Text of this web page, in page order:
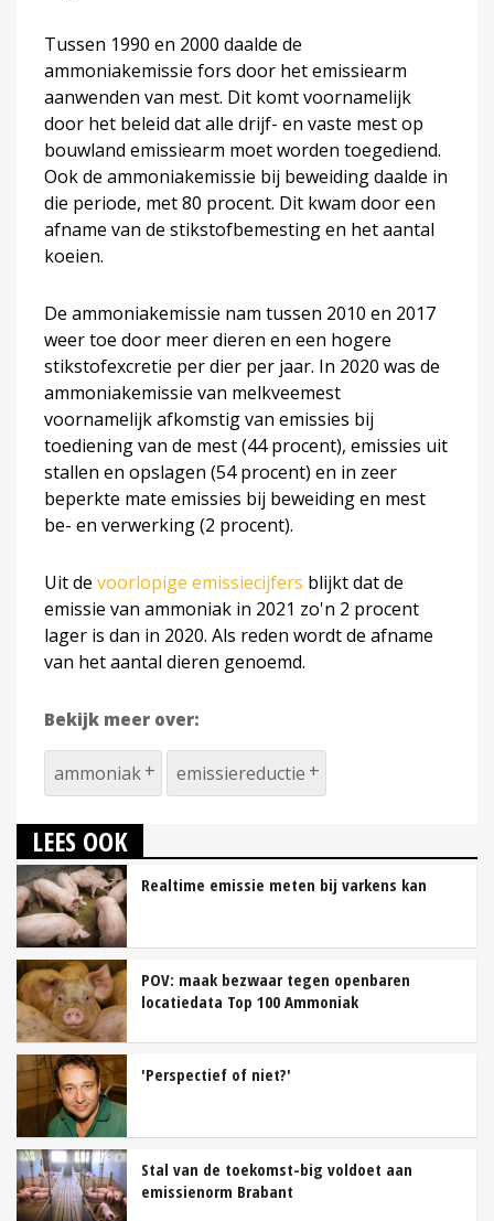
Tussen 1990 en 2000 daalde de
ammoniakemissie fors door het emissiearm
aanwenden van mest. Dit komt voornamelijk
door het beleid dat alle drijf- en vaste mest op
bouwland emissiearm moet worden toegediend.
Ook de ammoniakemissie bij beweiding daalde in
die periode, met 80 procent. Dit kwam door een
afname van de stikstofbemesting en het aantal
koeien.
De ammoniakemissie nam tussen 2010 en 2017
weer toe door meer dieren en een hogere
stikstofexcretie per dier per jaar. In 2020 was de
ammoniakemissie van melkveemest
voornamelijk afkomstig van emissies bij
toediening van de mest (44 procent), emissies uit
stallen en opslagen (54 procent) en in zeer
beperkte mate emissies bij beweiding en mest
be- en verwerking (2 procent).
Uit de voorlopige emissiecijfers blijkt dat de
emissie van ammoniak in 2021 zo'n 2 procent
lager is dan in 2020. Als reden wordt de afname
van het aantal dieren genoemd.
Bekijk meer over:
ammoniak emissiereductie
LEES OOK
Realtime emissie meten bij varkens kan
POV: maak bezwaar tegen openbaren
locatiedata Top 100 Ammoniak
'Perspectief of niet?'
Stal van de toekomst-big voldoet aan
emissienorm Brabant